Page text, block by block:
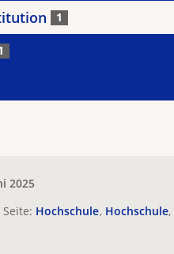
1
2025
Hochschule Hochschule